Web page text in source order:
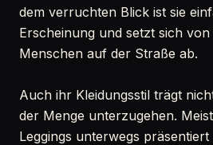
dem verruchten Blick ist sie
Erscheinung und setzt sich
Menschen auf der Straße ab.
Auch ihr Kleidungsstil trägt
der Menge unterzugehen.
Leggings unterwegs